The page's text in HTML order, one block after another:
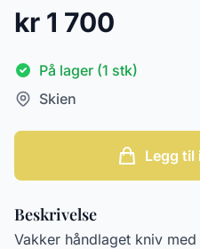
kr 1 700
På lager (1 stk)
Skien
Legg til
Beskrivelse
Vakker håndlaget kniv